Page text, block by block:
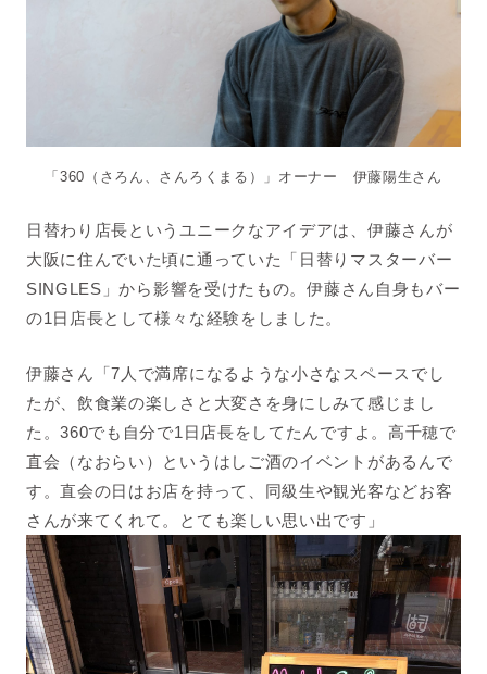
「360（さろん、さんろくまる）」オーナー 伊藤陽生さん
日替わり店長というユニークなアイデアは、伊藤さんが
大阪に住んでいた頃に通っていた「日替りマスターバー
SINGLES」から影響を受けたもの。伊藤さん自身もバー
の1日店長として様々な経験をしました。
伊藤さん「7人で満席になるような小さなスペースでし
たが、飲食業の楽しさと大変さを身にしみて感じまし
た。360でも自分で1日店長をしてたんですよ。高千穂で
直会（なおらい）というはしご酒のイベントがあるんで
す。直会の日はお店を持って、同級生や観光客などお客
さんが来てくれて。とても楽しい思い出です」